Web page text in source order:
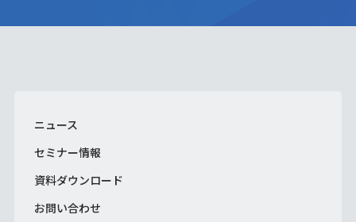
ニュース
セミナー情報
資料ダウンロード
お問い合わせ